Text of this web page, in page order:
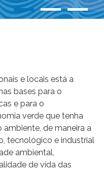
e locais está a
bases para o
e para o
verde que tenha
de maneira a
tecnológico e industrial
ambiental,
de vida das